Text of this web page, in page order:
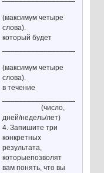
(максимум четыре
слова).
который будет
(максимум четыре
слова).
в течение
(число,
дней/недель/лет)
4. Запишите три
конкретных
результата,
которыепозволят
вам понять, что вы